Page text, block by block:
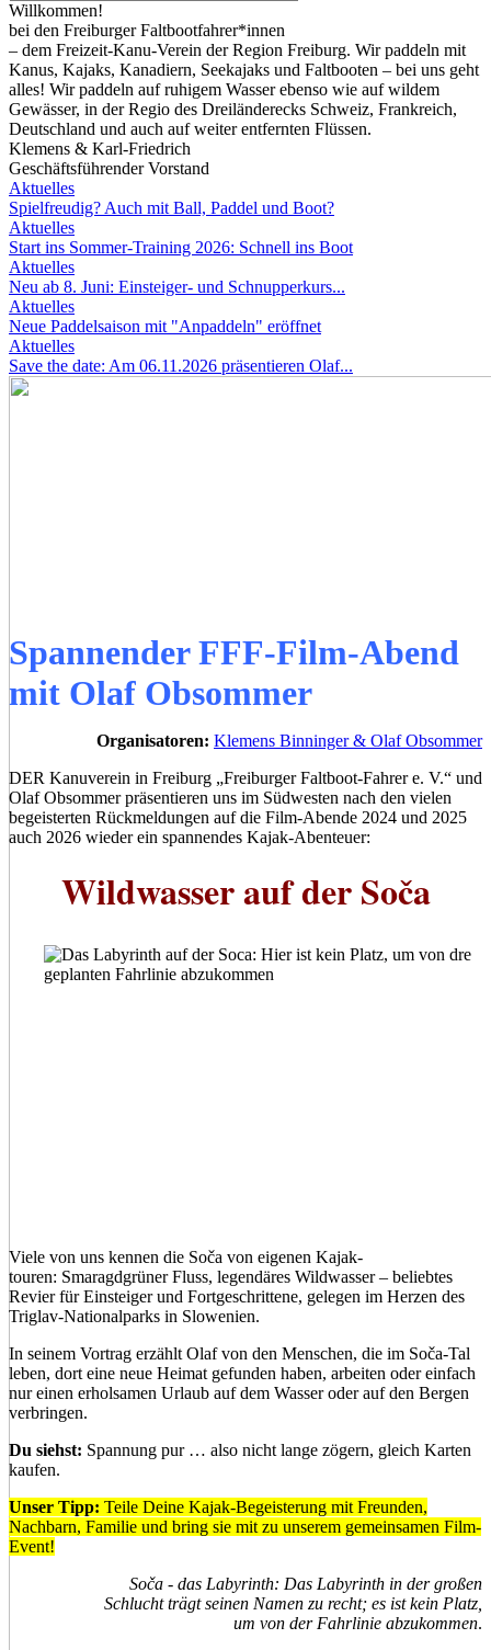
Willkommen!
bei den Freiburger Faltbootfahrer*innen
– dem Freizeit-Kanu-Verein der Region Freiburg. Wir paddeln mit
Kanus, Kajaks, Kanadiern, Seekajaks und Faltbooten – bei uns geht
alles! Wir paddeln auf ruhigem Wasser ebenso wie auf wildem
Gewässer, in der Regio des Dreiländerecks Schweiz, Frankreich,
Deutschland und auch auf weiter entfernten Flüssen.
Klemens & Karl-Friedrich
Geschäftsführender Vorstand
Aktuelles
Spielfreudig? Auch mit Ball, Paddel und Boot?
Aktuelles
Start ins Sommer-Training 2026: Schnell ins Boot
Aktuelles
Neu ab 8. Juni: Einsteiger- und Schnupperkurs...
Aktuelles
Neue Paddelsaison mit "Anpaddeln" eröffnet
Aktuelles
Save the date: Am 06.11.2026 präsentieren Olaf...
Spannender FFF-Film-Abend
mit Olaf Obsommer
Organisatoren: Klemens Binninger & Olaf Obsommer
DER Kanuverein in Freiburg „Freiburger Faltboot-Fahrer e. V.“ und
Olaf Obsommer präsentieren uns im Südwesten nach den vielen
begeisterten Rückmeldungen auf die Film-Abende 2024 und 2025
auch 2026 wieder ein spannendes Kajak-Abenteuer:
Wildwasser auf der Soča
Viele von uns kennen die Soča von eigenen Kajak­
touren: Smaragdgrüner Fluss, legendäres Wildwasser – beliebtes
Revier für Einsteiger und Fortgeschrittene, gelegen im Herzen des
Triglav-Nationalparks in Slo­wenien.
In seinem Vortrag erzählt Olaf von den Menschen, die im Soča-Tal
leben, dort eine neue Heimat gefunden haben, arbeiten oder einfach
nur einen erholsamen Ur­laub auf dem Wasser oder auf den Bergen
verbringen.
Du siehst: Spannung pur … also nicht lange zögern, gleich Karten
kaufen.
Unser Tipp: Teile Deine Kajak-Begeisterung mit Freunden,
Nachbarn, Familie und bring sie mit zu unserem gemeinsamen Film-
Event!
Soča - das Labyrinth: Das Labyrinth in der großen
Schlucht trägt seinen Namen zu recht; es ist kein Platz,
um von der Fahrlinie abzukommen.